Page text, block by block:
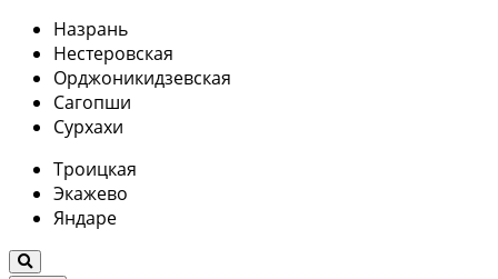
Назрань
Нестеровская
Орджоникидзевская
Сагопши
Сурхахи
Троицкая
Экажево
Яндаре